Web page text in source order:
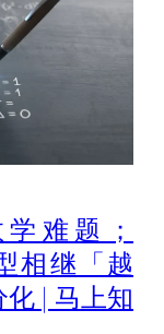
难题；
相继「越
| 马上知